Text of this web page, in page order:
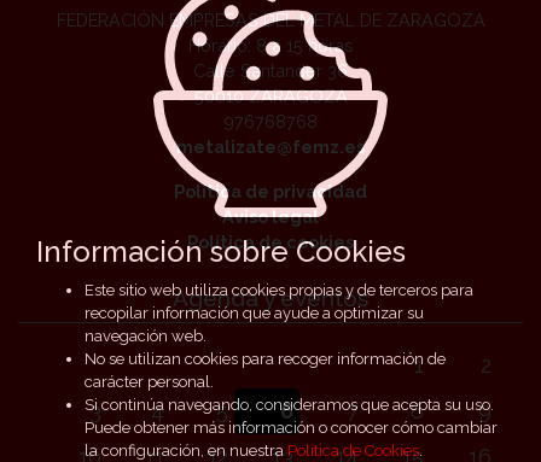
FEDERACIÓN EMPRESAS DEL METAL DE ZARAGOZA
Horario: 8 a 15 horas
Calle Santander 36
50010 ZARAGOZA
976768768
metalizate@femz.es
Política de privacidad
Aviso legal
Política de cookies
Agenda y eventos
1
2
3
4 5 6 7 8
9
Información sobre Cookies
Este sitio web utiliza cookies propias y de terceros para
recopilar información que ayude a optimizar su
navegación web.
No se utilizan cookies para recoger información de
carácter personal.
Si continúa navegando, consideramos que acepta su uso.
Puede obtener más información o conocer cómo cambiar
la configuración, en nuestraPolítica de Cookies.